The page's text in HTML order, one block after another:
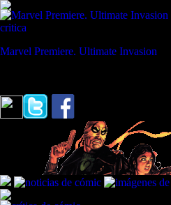
critica
Marvel Premiere. Ultimate Invasion